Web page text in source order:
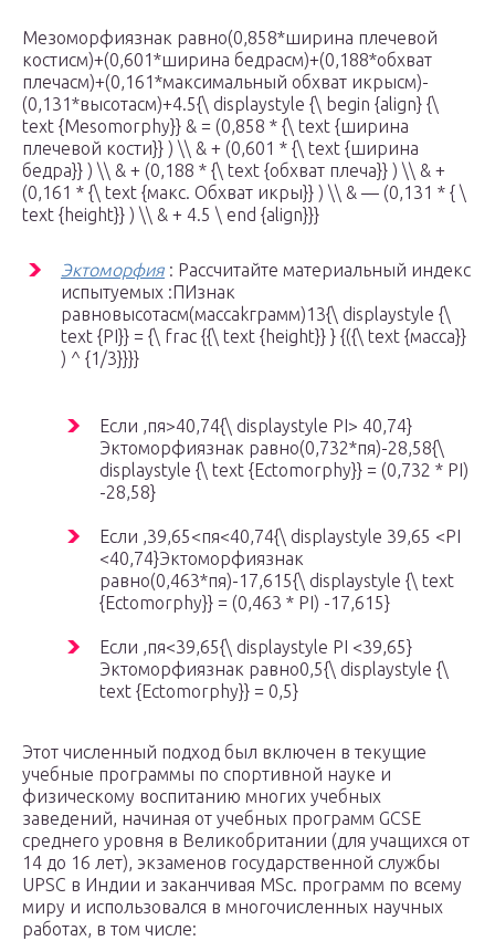
Мезоморфиязнак равно(0,858*ширина плечевой
костиcм)+(0,601*ширина бедраcм)+(0,188*обхват
плечаcм)+(0,161*максимальный обхват икрыcм)-
(0,131*высотаcм)+4.5{\ displaystyle {\ begin {align} {\
text {Mesomorphy}} & = (0,858 * {\ text {ширина
плечевой кости}} ) \\ & + (0,601 * {\ text {ширина
бедра}} ) \\ & + (0,188 * {\ text {обхват плеча}} ) \\ & +
(0,161 * {\ text {макс. Обхват икры}} ) \\ & — (0,131 * { \
text {height}} ) \\ & + 4.5 \ end {align}}}
Эктоморфия : Рассчитайте материальный индекс
испытуемых :ПИзнак
равновысотаcм(массаkграмм)13{\ displaystyle {\
text {PI}} = {\ frac {{\ text {height}} } {({\ text {масса}}
) ^ {1/3}}}}
Если ,пя>40,74{\ displaystyle PI> 40,74}
Эктоморфиязнак равно(0,732*пя)-28,58{\
displaystyle {\ text {Ectomorphy}} = (0,732 * PI)
-28,58}
Если ,39,65<пя<40,74{\ displaystyle 39,65 <PI
<40,74}Эктоморфиязнак
равно(0,463*пя)-17,615{\ displaystyle {\ text
{Ectomorphy}} = (0,463 * PI) -17,615}
Если ,пя<39,65{\ displaystyle PI <39,65}
Эктоморфиязнак равно0,5{\ displaystyle {\
text {Ectomorphy}} = 0,5}
Этот численный подход был включен в текущие
учебные программы по спортивной науке и
физическому воспитанию многих учебных
заведений, начиная от учебных программ GCSE
среднего уровня в Великобритании (для учащихся от
14 до 16 лет), экзаменов государственной службы
UPSC в Индии и заканчивая MSc. программ по всему
миру и использовался в многочисленных научных
работах, в том числе: